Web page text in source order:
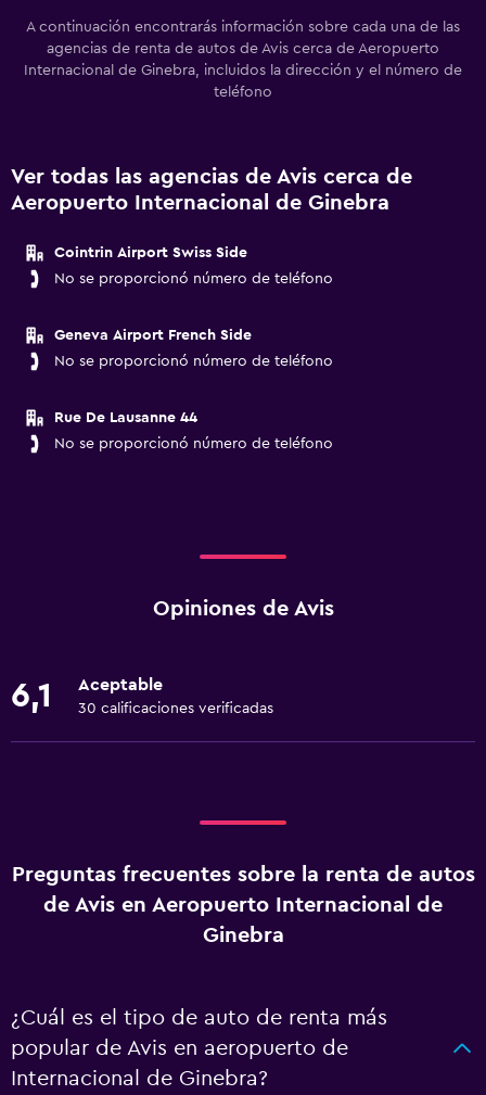
A continuación encontrarás información sobre cada una de las
agencias de renta de autos de Avis cerca de Aeropuerto
Internacional de Ginebra, incluidos la dirección y el número de
teléfono
Ver todas las agencias de Avis cerca de
Aeropuerto Internacional de Ginebra
Cointrin Airport Swiss Side
No se proporcionó número de teléfono
Geneva Airport French Side
No se proporcionó número de teléfono
Rue De Lausanne 44
No se proporcionó número de teléfono
Opiniones de Avis
6,1 Aceptable
30 calificaciones verificadas
Preguntas frecuentes sobre la renta de autos
de Avis en Aeropuerto Internacional de
Ginebra
¿Cuál es el tipo de auto de renta más
popular de Avis en aeropuerto de
Internacional de Ginebra?